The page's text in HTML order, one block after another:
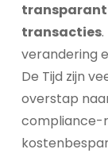
transacties
verandering
De Tijd zijn
overstap
compliance-